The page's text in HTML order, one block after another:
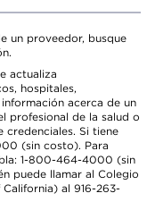
un proveedor, busque
actualiza
hospitales,
acerca de un
profesional de la salud o
Si tiene
(sin costo). Para
1-800-464-4000 (sin
puede llamar al Colegio
al 916-263-